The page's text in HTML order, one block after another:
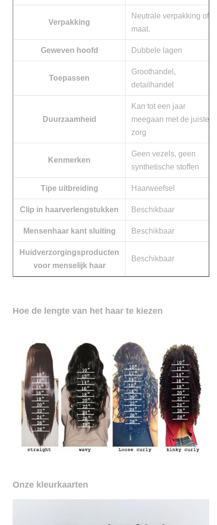
Verpakking
Neutrale verpakking of
maat.
Geweven hoofd Dubbele lagen
Toepassen
Groothandel,
detailhandel
Duurzaamheid
Kan tot een jaar
meegaan met de juiste
zorg
Kenmerken
Geen vezels, geen
synthetische stoffen
Tipe uitbreiding Haarweefsel
Clip in haarverlengstukken Beschikbaar
Mensenhaar kant sluiting Beschikbaar
Huidverzorgingsproducten
voor menselijk haar
Beschikbaar
Hoe de lengte van het haar te kiezen
Onze kleurkaarten